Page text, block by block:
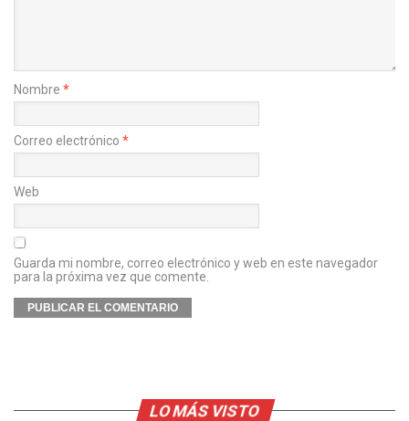
Nombre *
Correo electrónico *
Web
Guarda mi nombre, correo electrónico y web en este navegador
para la próxima vez que comente.
LO MÁS VISTO